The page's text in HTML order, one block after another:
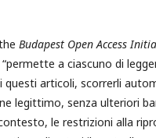
Budapest Open Access
“permette a ciascuno di
articoli, scorrerli
legittimo, senza ulteriori
le restrizioni alla